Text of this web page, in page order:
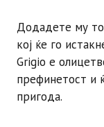
Додадете му
кој ќе го
Grigio е
префинетост и
пригода.